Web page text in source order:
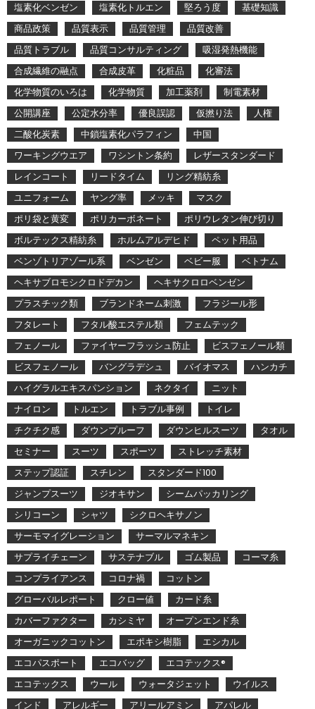
塩素化ベンゼン
塩素化トルエン 堅ろう度
基礎知識
商品政策
品質表示 品質管理
品質改善
品質トラブル
品質コンサルティング
吸湿発熱機能
合成繊維の融点
合成皮革 化粧品
化審法
化学物質のいろは
化学物質 加工薬剤
制電素材
公開講座
公定水分率 優良誤認 仮撚り法
人権
二酸化炭素
中鎖塩素化パラフィン
中国
ワーキングウエア
ワシントン条約
レザースタンダード
レインコート
リードタイム
リング精紡糸
ユニフォーム
ヤング率 メッキ
マスク
ポリ袋と黄変
ポリカーボネート
ポリウレタン伸び切り
ボルテックス精紡糸
ホルムアルデヒド
ペット用品
ベンゾトリアゾール系
ベンゼン ベビー服
ベトナム
ヘキサブロモシクロドデカン
ヘキサクロロベンゼン
プラスチック類
ブランドネーム刺激
フラジール形
フタレート
フタル酸エステル類
フェムテック
フェノール
ファイヤーフラッシュ防止
ビスフェノール類
ビスフェノール
バングラデシュ バイオマス
ハンカチ
ハイグラルエキスパンション
ネクタイ
ニット
ナイロン
トルエン トラブル事例
トイレ
チクチク感
ダウンプルーフ ダウンヒルスーツ
タオル
セミナー
スーツ スポーツ
ストレッチ素材
ステップ認証
スチレン
スタンダード100
ジャンプスーツ
ジオキサン
シームパッカリング
シリコーン
シャツ
シクロヘキサノン
サーモマイグレーション
サーマルマネキン
サプライチェーン
サステナブル ゴム製品
コーマ糸
コンプライアンス
コロナ禍
コットン
グローバルレポート
クロー値
カード糸
カバーファクター
カシミヤ
オープンエンド糸
オーガニックコットン
エポキシ樹脂
エシカル
エコパスポート
エコバッグ
エコテックス®
エコテックス
ウール ウォータジェット
ウイルス
インド
アレルギー アリールアミン アパレル